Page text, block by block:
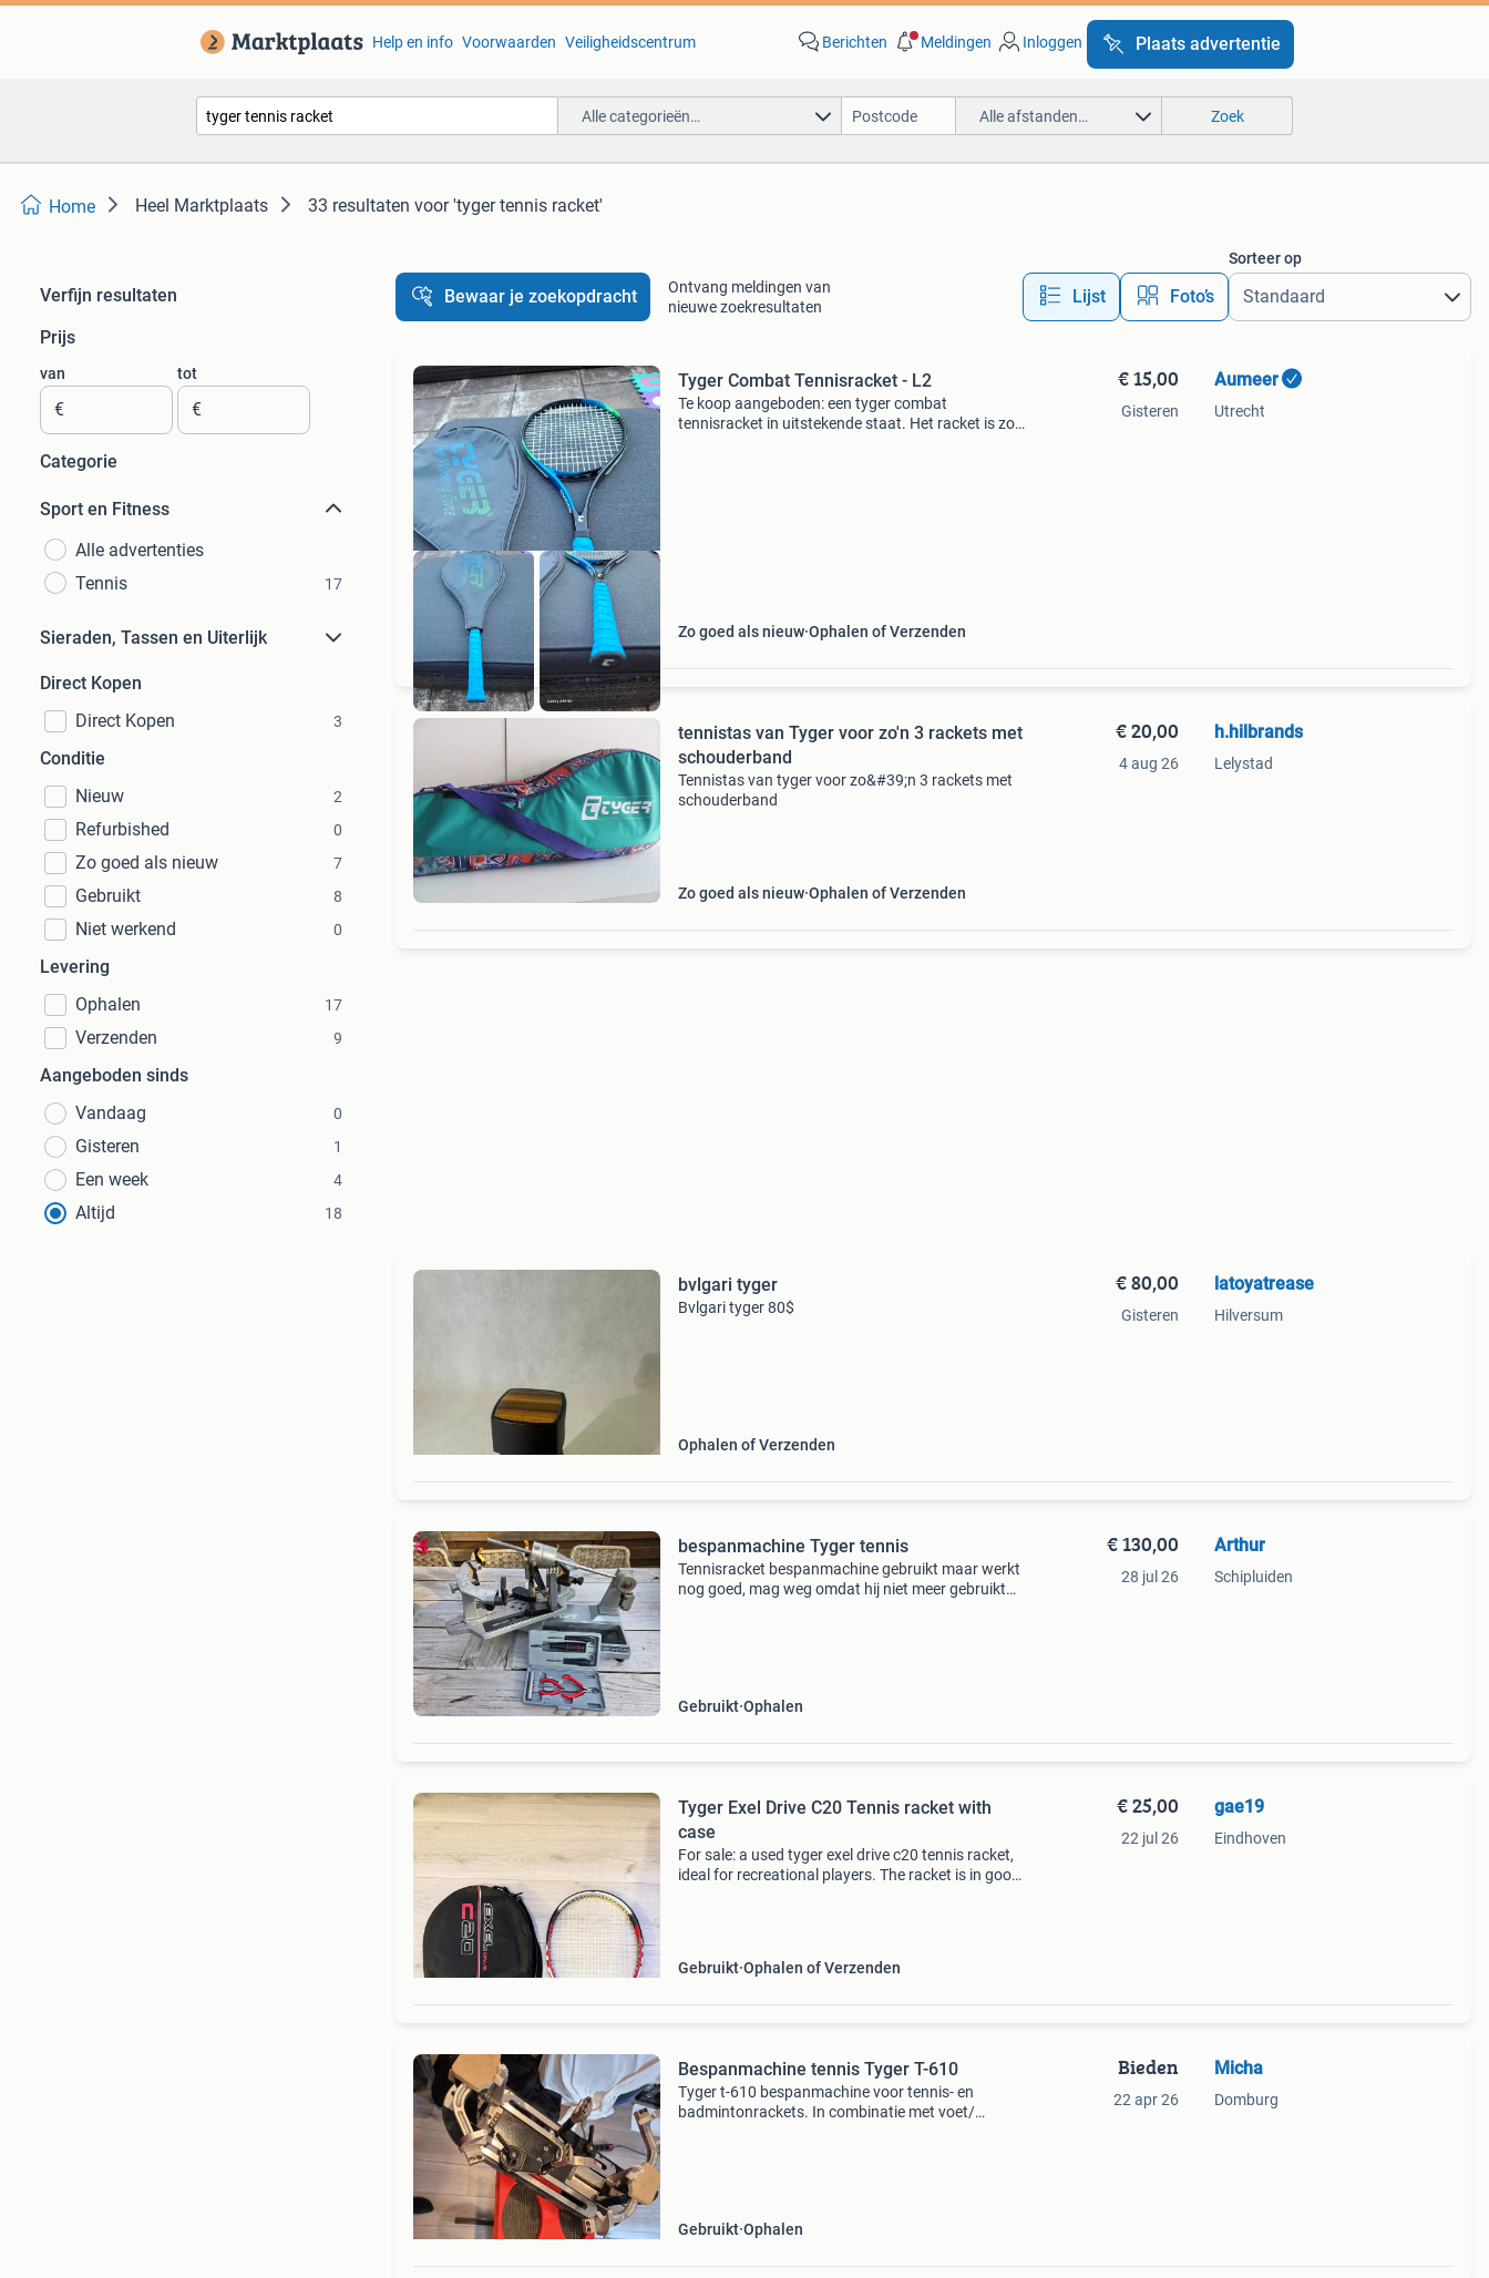
Help en info Voorwaarden Veiligheidscentrum Berichten Meldingen Inloggen Plaats advertentie
Alle categorieën… Alle afstanden… Zoek
Home Heel Marktplaats 33 resultaten voor 'tyger tennis racket'
Verfijn resultaten
Prijs
van
€
tot
€
Categorie
Sport en Fitness
Alle advertenties
Tennis
17
Sieraden, Tassen en Uiterlijk
Direct Kopen
Direct Kopen
3
Conditie
Nieuw
2
Refurbished 0
Zo goed als nieuw 7
Gebruikt 8
Niet werkend 0
Levering
Ophalen
17
Verzenden 9
Aangeboden sinds
Vandaag
0
Gisteren 1
Een week 4
Altijd 18
Bewaar je zoekopdracht
Ontvang meldingen van
nieuwe zoekresultaten
Lijst Foto’s
Sorteer op
Tyger Combat Tennisracket - L2
Te koop aangeboden: een tyger combat
tennisracket in uitstekende staat. Het racket is zo
Zo goed als nieuw Ophalen of Verzenden
€ 15,00
Gisteren
Aumeer
Utrecht
tennistas van Tyger voor zo'n 3 rackets met
schouderband
Tennistas van tyger voor zo&#39;n 3 rackets met
schouderband
Zo goed als nieuw Ophalen of Verzenden
€ 20,00
4 aug 26
h.hilbrands
Lelystad
bvlgari tyger
Bvlgari tyger 80$
Ophalen of Verzenden
€ 80,00
Gisteren
latoyatrease
Hilversum
bespanmachine Tyger tennis
Tennisracket bespanmachine gebruikt maar werkt
nog goed, mag weg omdat hij niet meer gebruikt
Gebruikt Ophalen
€ 130,00
28 jul 26
Arthur
Schipluiden
Tyger Exel Drive C20 Tennis racket with
case
For sale: a used tyger exel drive c20 tennis racket,
ideal for recreational players. The racket is in good
Gebruikt Ophalen of Verzenden
€ 25,00
22 jul 26
gae19
Eindhoven
Bespanmachine tennis Tyger T-610
Tyger t-610 bespanmachine voor tennis- en
badmintonrackets. In combinatie met voet/
Gebruikt Ophalen
Bieden
22 apr 26
Micha
Domburg